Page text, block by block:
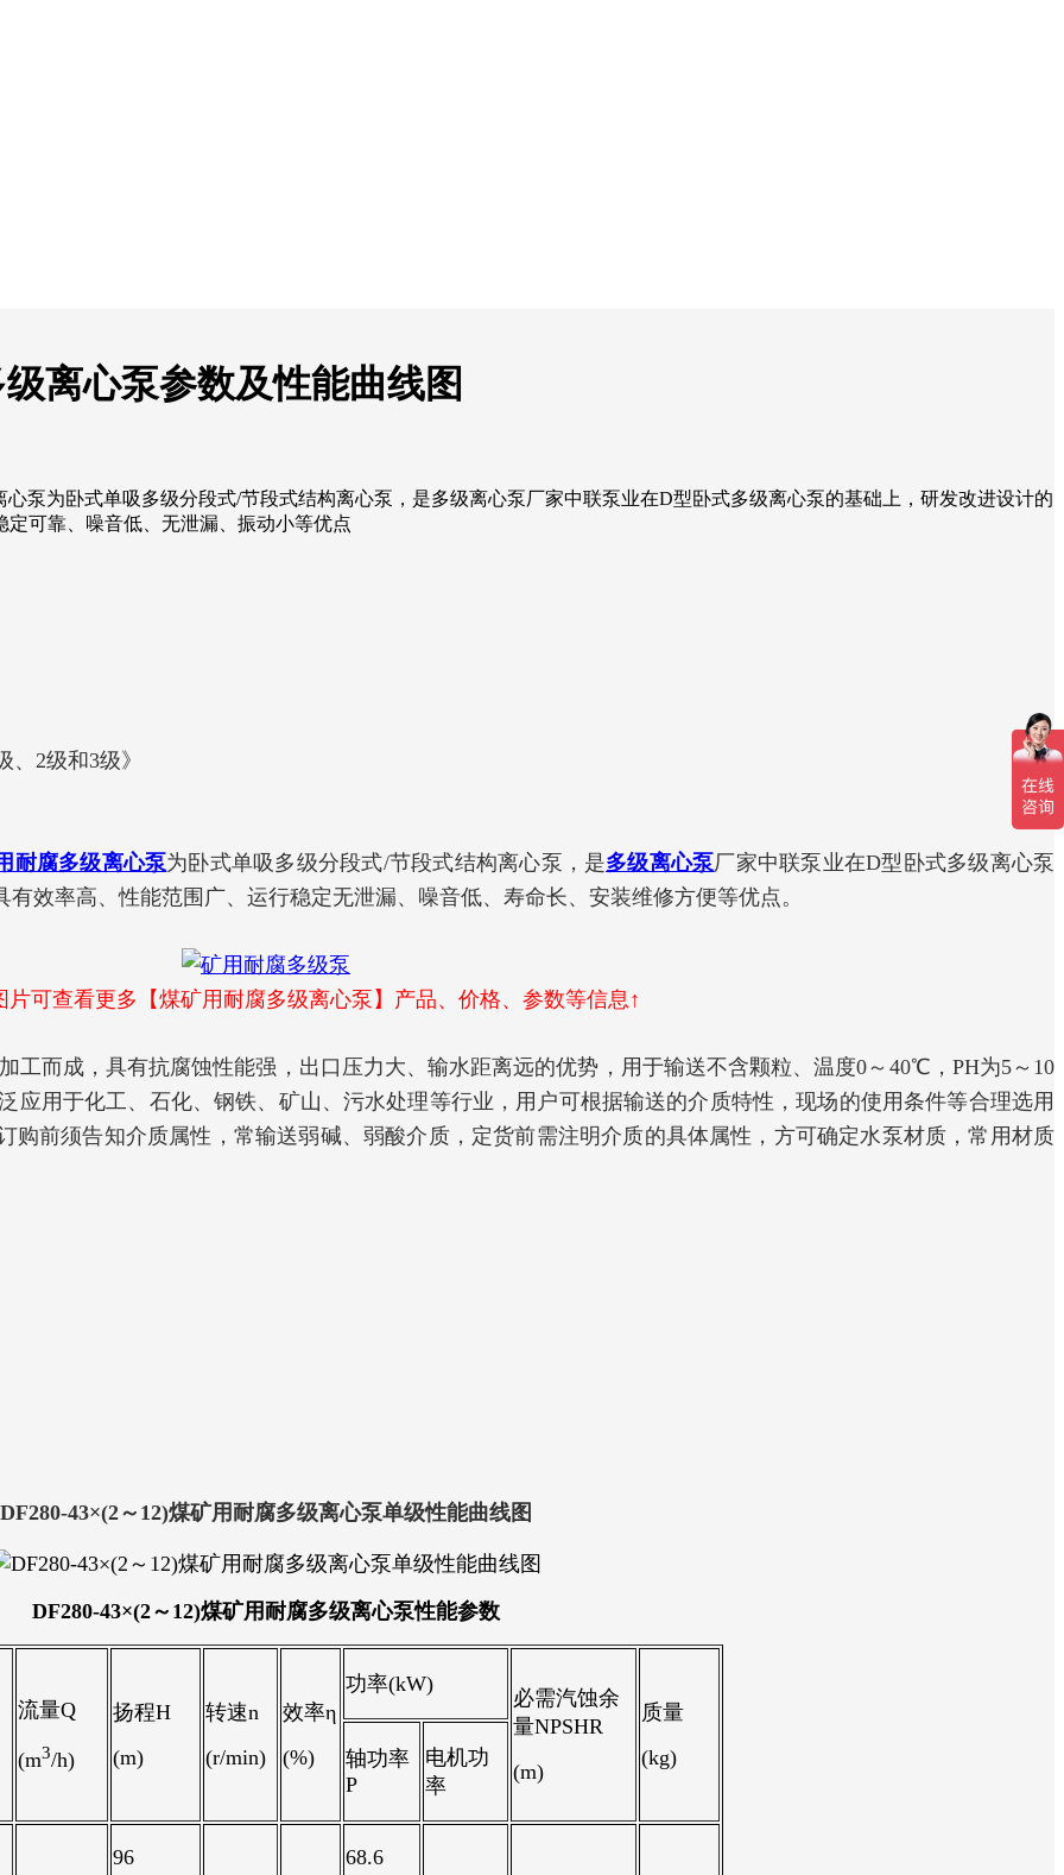
离心泵参数及性能曲线图
泵为卧式单吸多级分段式/节段式结构离心泵，是多级离心泵厂家中联泵业在D型卧式多级离心泵的基础上，研发改进设计的
可靠、噪音低、无泄漏、振动小等优点
2级和3级》
耐腐多级离心泵为卧式单吸多级分段式/节段式结构离心泵，是多级离心泵厂家中联泵业在D型卧式多级离心泵
效率高、性能范围广、运行稳定无泄漏、噪音低、寿命长、安装维修方便等优点。
片可查看更多【煤矿用耐腐多级离心泵】产品、价格、参数等信息↑
而成，具有抗腐蚀性能强，出口压力大、输水距离远的优势，用于输送不含颗粒、温度0～40℃，PH为5～10
应用于化工、石化、钢铁、矿山、污水处理等行业，用户可根据输送的介质特性，现场的使用条件等合理选用
购前须告知介质属性，常输送弱碱、弱酸介质，定货前需注明介质的具体属性，方可确定水泵材质，常用材质
DF280-43×(2～12)煤矿用耐腐多级离心泵单级性能曲线图
DF280-43×(2～12)煤矿用耐腐多级离心泵性能参数
流量Q
(m3/h)
扬程H
(m)
转速n
(r/min)
效率η
(%)
功率(kW)
必需汽蚀余
量NPSHR
(m)
质量
(kg)
轴功率
P
电机功
率
96
68.6